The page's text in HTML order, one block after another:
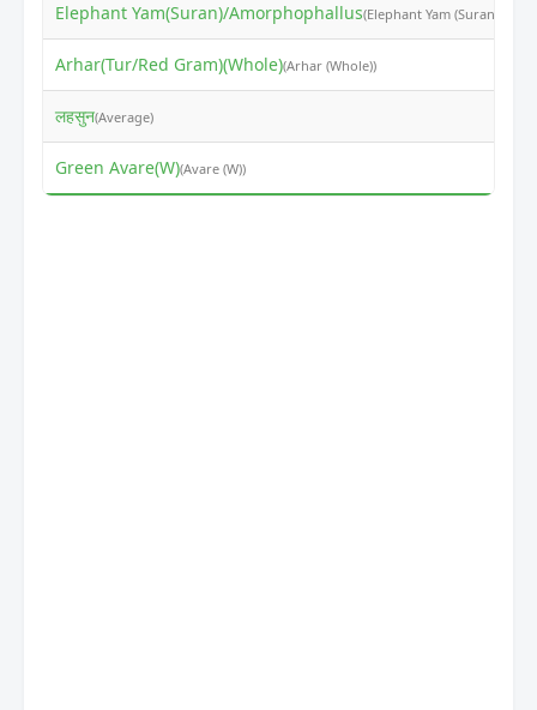
Elephant Yam(Suran)/Amorphophallus(Elephant Yam (Suran))
Arhar(Tur/Red Gram)(Whole)(Arhar (Whole))
लहसुन(Average)
Green Avare(W)(Avare (W))